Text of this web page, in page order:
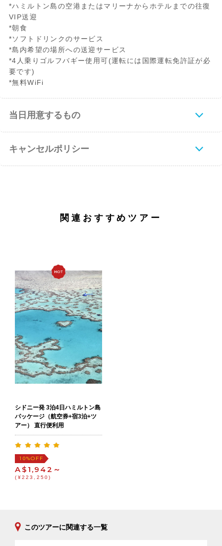
*ハミルトン島の空港またはマリーナからホテルまでの往復
VIP送迎
*朝食
*ソフトドリンクのサービス
*島内希望の場所への送迎サービス
*4人乗りゴルフバギー使用可(運転には国際運転免許証が必
要です)
*無料WiFi
当日用意するもの
キャンセルポリシー
関連おすすめツアー
シドニー発 3泊4日ハミルトン島
パッケージ（航空券+宿3泊+ツ
アー） 直行便利用
10%OFF
A$1,942～
(¥223,250)
このツアーに関連する一覧